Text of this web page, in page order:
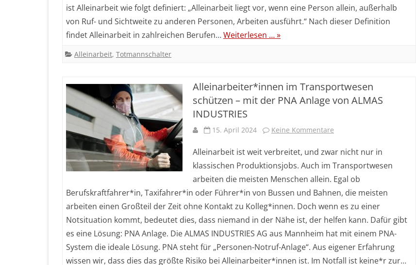
und
wie
kann
Arbeitssicherheit
ist Alleinarbeit wie folgt definiert: „Alleinarbeit liegt vor, wenn eine Person allein, außerhalb
von Ruf- und Sichtweite zu anderen Personen, Arbeiten ausführt.“ Nach dieser Definition
findet Alleinarbeit in zahlreichen Berufen…Weiterlesen … »
Alleinarbeit, Totmannschalter
Alleinarbeiter*innen im Transportwesen
schützen – mit der PNA Anlage von ALMAS
INDUSTRIES
15. April 2024 Keine Kommentare
Alleinarbeiter*innen
im
Transportwesen
schützen
–
mit
der
Alleinarbeit ist weit verbreitet, und zwar nicht nur in
klassischen Produktionsjobs. Auch im Transportwesen
arbeiten die meisten Menschen allein. Egal ob
Berufskraftfahrer*in, Taxifahrer*in oder Führer*in von Bussen und Bahnen, die meisten
arbeiten einen Großteil der Zeit ohne Kontakt zu Kolleg*innen. Doch wenn es zu einer
Notsituation kommt, bedeutet dies, dass niemand in der Nähe ist, der helfen kann. Dafür gibt
es eine Lösung: PNA Anlage. Die ALMAS INDUSTRIES AG aus Mannheim hat mit einem PNA-
System die ideale Lösung. PNA steht für „Personen-Notruf-Anlage“. Aus eigener Erfahrung
wissen wir, dass dies das größte Risiko bei Alleinarbeiter*innen ist. Im Notfall ist keine*r zur…